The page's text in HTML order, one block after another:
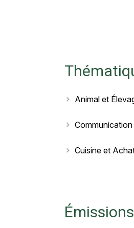
Animal et
Cuisine et
Émissions